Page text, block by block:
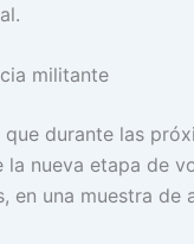
militante
durante las
nueva etapa de
una muestra de